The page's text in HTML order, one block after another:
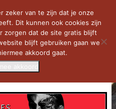
zeker van te zijn dat je onze
Dit kunnen ook cookies zijn
zorgen dat de site gratis blijft
blijft gebruiken gaan we
akkoord gaat.
akkoord